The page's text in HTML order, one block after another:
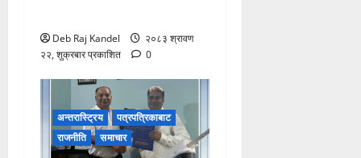
Deb Raj Kandel
२०८३ श्रावण
२२, शुक्रबार प्रकाशित
0
अन्तरास्ट्रिय
पत्रपत्रिकाबाट
राजनीति
समाचार